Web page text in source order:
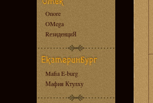
Onore
OMega
RезиденциЯ
Mafia E-burg
Мафия Ктулху